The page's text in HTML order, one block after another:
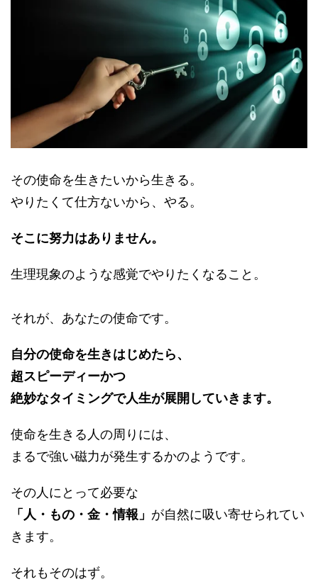
その使命を生きたいから生きる。
やりたくて仕方ないから、やる。
そこに努力はありません。
生理現象のような感覚でやりたくなること。
それが、あなたの使命です。
自分の使命を生きはじめたら、
超スピーディーかつ
絶妙なタイミングで人生が展開していきます。
使命を生きる人の周りには、
まるで強い磁力が発生するかのようです。
その人にとって必要な
「人・もの・金・情報」 が自然に吸い寄せられてい
きます。
それもそのはず。